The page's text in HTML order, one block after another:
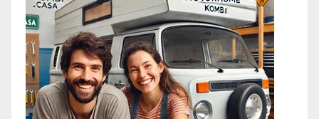
Horizonte | Reformas
Corporativas Comerciais – Belo
Horizonte | Reformas
Corporativas Residenciais –
Belo Horizonte | Reformas
Corporativas Prédios – Belo